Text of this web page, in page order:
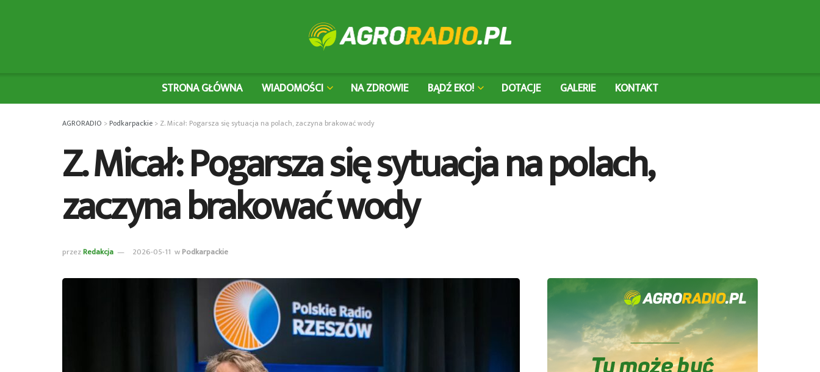
STRONA GŁÓWNA WIADOMOŚCI NA ZDROWIE BĄDŹ EKO! DOTACJE GALERIE KONTAKT
AGRORADIO >Podkarpackie > Z. Micał: Pogarsza się sytuacja na polach, zaczyna brakować wody
Z. Micał: Pogarsza się sytuacja na polach,
zaczyna brakować wody
przezRedakcja 2026-05-11 wPodkarpackie